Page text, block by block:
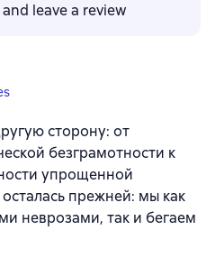
leave a review
сторону: от
безграмотности к
упрощенной
прежней: мы как
неврозами, так и бегаем